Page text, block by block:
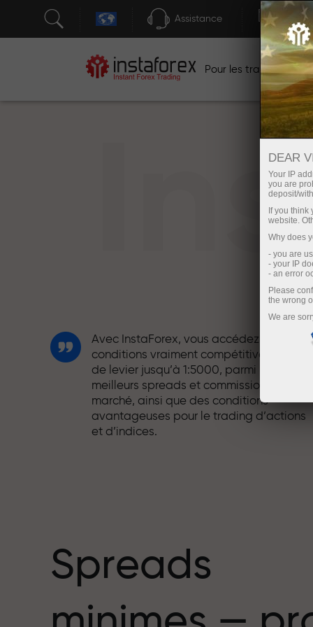
Assistance
Pour les traders
Avec InstaForex, vous accédez à des
conditions vraiment compétitives : effet
de levier jusqu’à 1:5000, parmi les
meilleurs spreads et commissions du
marché, ainsi que des conditions
avantageuses pour le trading d’actions
et d’indices.
trading partagent les mêmes valeurs.
Aleš Loprais apporte l’esprit de
Spreads
DEAR
Your IP
you are
deposit/
If you
website.
Why does
- you are
- your IP
- an error
Please
the wrong
We are